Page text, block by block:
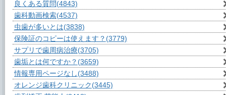
良くある質問(4843)
歯科動画検索(4537)
虫歯が多いとは(3838)
保険証のコピーは使えます？ (3779)
サプリで歯周病治療(3705)
歯垢とは何ですか？ (3659)
情報専用ページなし(3488)
オレンジ歯科クリニック(3445)